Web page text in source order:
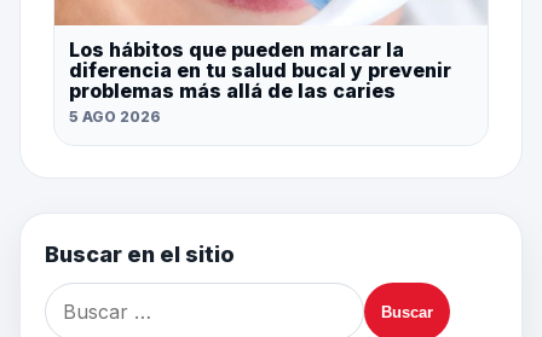
Los hábitos que pueden marcar la
diferencia en tu salud bucal y prevenir
problemas más allá de las caries
5 AGO 2026
Buscar en el sitio